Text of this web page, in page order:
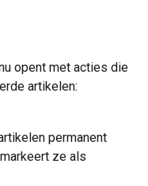
opent met acties die
artikelen:
permanent
ze als